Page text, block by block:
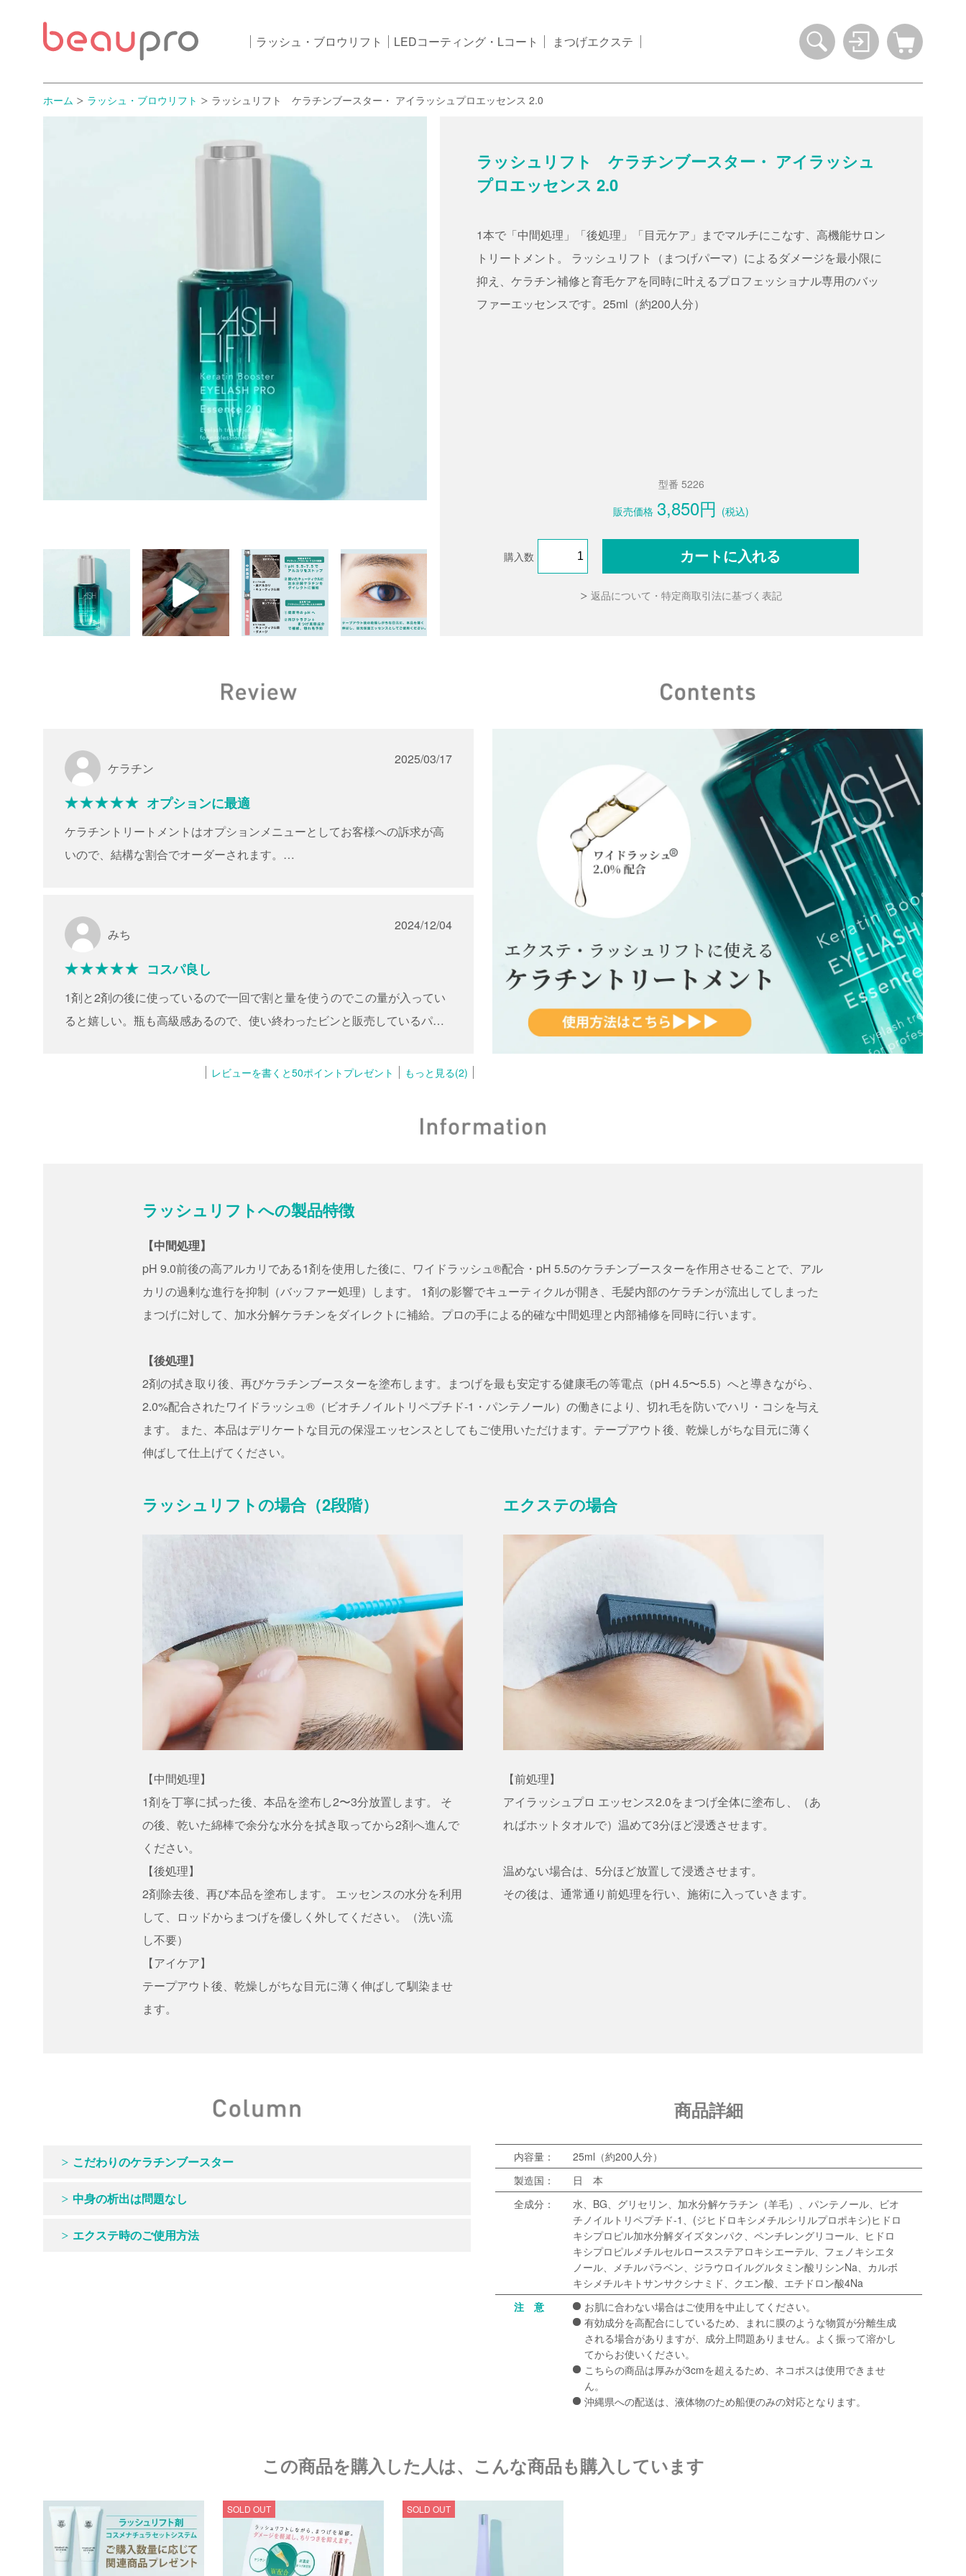
ラッシュ・ブロウリフト LEDコーティング・Lコート まつげエクステ
ホーム ラッシュ・ブロウリフト ラッシュリフト ケラチンブースター・ アイラッシュプロエッセンス 2.0
この投稿をInstagramで見る
ラッシュリフト ケラチンブースター・ アイラッシュ
プロエッセンス 2.0
1本で「中間処理」「後処理」「目元ケア」までマルチにこなす、高機能サロン
トリートメント。 ラッシュリフト（まつげパーマ）によるダメージを最小限に
抑え、ケラチン補修と育毛ケアを同時に叶えるプロフェッショナル専用のバッ
ファーエッセンスです。25ml（約200人分）
型番 5226
販売価格 3,850円 (税込)
購入数 カートに入れる
返品について・特定商取引法に基づく表記
ケラチン
オプションに最適
2025/03/17
ケラチントリートメントはオプションメニューとしてお客様への訴求が高
いので、結構な割合でオーダーされます。
みち
コスパ良し
2024/12/04
1剤と2剤の後に使っているので一回で割と量を使うのでこの量が入ってい
ると嬉しい。瓶も高級感あるので、使い終わったビンと販売しているパネ
レビューを書くと50ポイントプレゼント もっと見る(2)
ラッシュリフトへの製品特徴
【中間処理】
pH 9.0前後の高アルカリである1剤を使用した後に、ワイドラッシュ®配合・pH 5.5のケラチンブースターを作用させることで、アル
カリの過剰な進行を抑制（バッファー処理）します。 1剤の影響でキューティクルが開き、毛髪内部のケラチンが流出してしまった
まつげに対して、加水分解ケラチンをダイレクトに補給。プロの手による的確な中間処理と内部補修を同時に行います。
【後処理】
2剤の拭き取り後、再びケラチンブースターを塗布します。まつげを最も安定する健康毛の等電点（pH 4.5〜5.5）へと導きながら、
2.0%配合されたワイドラッシュ®（ビオチノイルトリペプチド-1・パンテノール）の働きにより、切れ毛を防いでハリ・コシを与え
ます。 また、本品はデリケートな目元の保湿エッセンスとしてもご使用いただけます。テープアウト後、乾燥しがちな目元に薄く
伸ばして仕上げてください。
ラッシュリフトの場合（2段階）
【中間処理】
1剤を丁寧に拭った後、本品を塗布し2〜3分放置します。 そ
の後、乾いた綿棒で余分な水分を拭き取ってから2剤へ進んで
ください。
【後処理】
2剤除去後、再び本品を塗布します。 エッセンスの水分を利用
して、ロッドからまつげを優しく外してください。（洗い流
し不要）
【アイケア】
テープアウト後、乾燥しがちな目元に薄く伸ばして馴染ませ
ます。
エクステの場合
【前処理】
アイラッシュプロ エッセンス2.0をまつげ全体に塗布し、（あ
ればホットタオルで）温めて3分ほど浸透させます。
温めない場合は、5分ほど放置して浸透させます。
その後は、通常通り前処理を行い、施術に入っていきます。
こだわりのケラチンブースター
中身の析出は問題なし
エクステ時のご使用方法
商品詳細
内容量：
25ml（約200人分）
製造国：
日 本
全成分：
水、BG、グリセリン、加水分解ケラチン（羊毛）、パンテノール、ビオ
チノイルトリペプチド-1、(ジヒドロキシメチルシリルプロポキシ)ヒドロ
キシプロピル加水分解ダイズタンパク、ペンチレングリコール、ヒドロ
キシプロピルメチルセルロースステアロキシエーテル、フェノキシエタ
ノール、メチルパラベン、ジラウロイルグルタミン酸リシンNa、カルボ
キシメチルキトサンサクシナミド、クエン酸、エチドロン酸4Na
注 意
お肌に合わない場合はご使用を中止してください。
有効成分を高配合にしているため、まれに膜のような物質が分離生成
される場合がありますが、成分上問題ありません。よく振って溶かし
てからお使いください。
こちらの商品は厚みが3cmを超えるため、ネコポスは使用できませ
ん。
沖縄県への配送は、液体物のため船便のみの対応となります。
この商品を購入した人は、こんな商品も購入しています
SOLD OUT SOLD OUT